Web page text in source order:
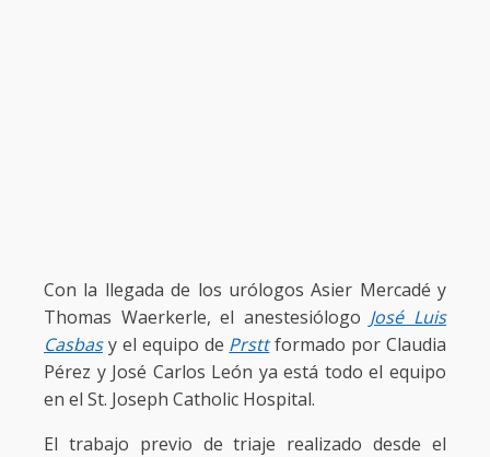
Con la llegada de los urólogos Asier Mercadé y
Thomas Waerkerle, el anestesiólogo José Luis
Casbasy el equipo de Prsttformado por Claudia
Pérez y José Carlos León ya está todo el equipo
en el St. Joseph Catholic Hospital.
El trabajo previo de triaje realizado desde el